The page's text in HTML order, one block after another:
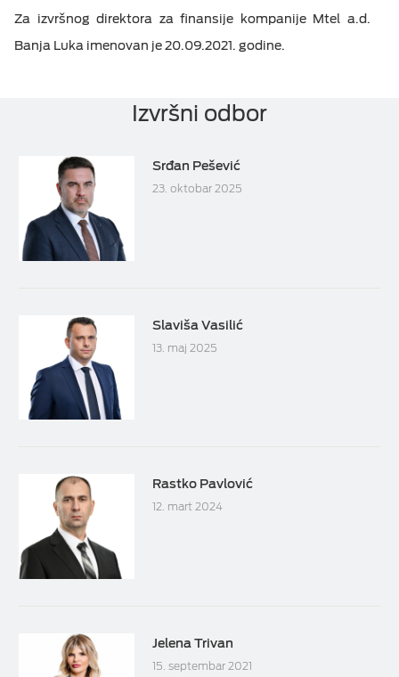
Za izvršnog direktora za finansije kompanije Mtel a.d.
Banja Luka imenovan je 20.09.2021. godine.
Izvršni odbor
Srđan Pešević
23. oktobar 2025
Slaviša Vasilić
13. maj 2025
Rastko Pavlović
12. mart 2024
Jelena Trivan
15. septembar 2021